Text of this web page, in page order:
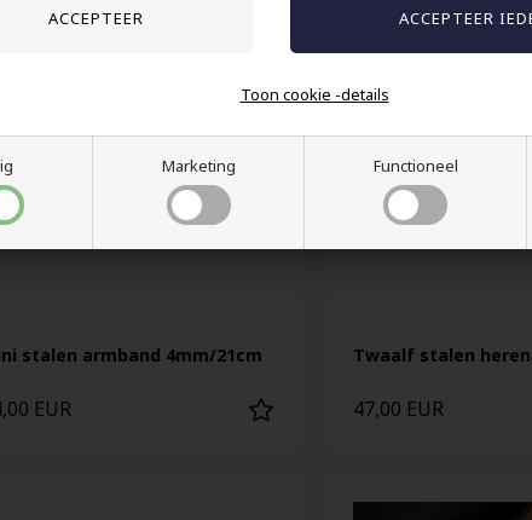
Marketing Functioneel
Toon cookie -details
stalen armband 4mm/21cm
EUR
Twaalf stalen
47,00 EUR